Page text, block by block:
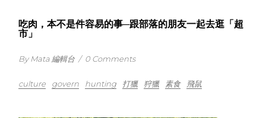
吃肉，本不是件容易的事─跟部落的朋友一起去逛「超
市」
By Mata 編輯台 / 0 Comments
culture govern hunting 打獵 狩獵 素食 飛鼠